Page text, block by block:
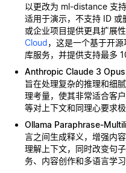
以更改为 ml-distance 支
适用于演示，不支持 ID
或企业项目提供更具扩展
Cloud，这是一个基于开源
库服务，并提供支持最多
Anthropic Claude 3 Opus
旨在处理复杂的推理和细
理考量，使其非常适合客
等对上下文和同理心要求极
Ollama Paraphrase-
言之间生成释义，增强内
理解上下文，同时改变句
务、内容创作和多语言学习